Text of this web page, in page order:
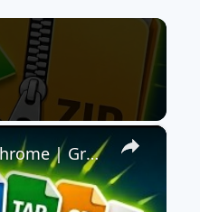
×
📦 Extraire ZIP, RAR et Plus de 140 Formats avec l'Extension Chrome | Gratuit et Local